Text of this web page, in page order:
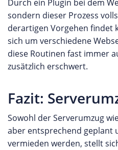
Durch ein Plugin bei dem
sondern dieser Prozess
derartigen Vorgehen findet
sich um verschiedene
diese Routinen fast immer
zusätzlich erschwert.
Fazit:
Sowohl der Serverumzug
aber entsprechend geplant
vermieden werden, stellt